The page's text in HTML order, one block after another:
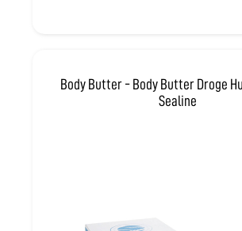
Body Butter - Body Butter Droge
Sealine